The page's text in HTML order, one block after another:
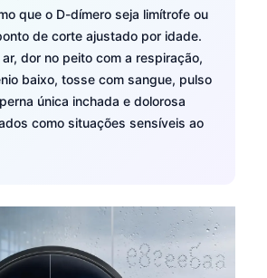
que o D-dímero seja limítrofe ou
de corte ajustado por idade.
dor no peito com a respiração,
baixo, tosse com sangue, pulso
única inchada e dolorosa
como situações sensíveis ao